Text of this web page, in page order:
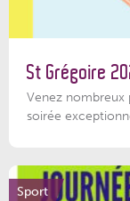
St Grégoire
Venez nombreux
soirée
Sport